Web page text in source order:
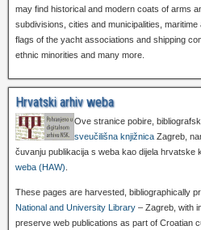
may find historical and modern coats of arms
subdivisions, cities and municipalities, maritime
flags of the yacht associations and shipping
ethnic minorities and many more.
Hrvatski arhiv weba
Ove stranice pobire,
sveučilišna knjižnica Zagreb,
čuvanju publikacija s weba kao dijela hrvatske
weba (HAW)
These pages are harvested, bibliographically
National and University Library – Zagreb, with
preserve web publications as part of Croatian